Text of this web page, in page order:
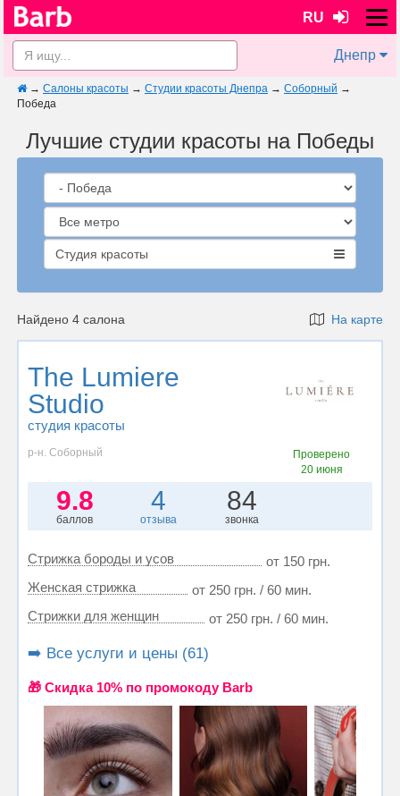
RU
Днепр
→ Салоны красоты → Студии красоты Днепра → Соборный →
Победа
Лучшие студии красоты на Победы
Студия красоты
Найдено 4 салона На карте
The Lumiere
Studio
студия красоты
р-н. Соборный
Проверено
20 июня
9.8
баллов
4
отзыва
84
звонка
Стрижка бороды и усов
от 150 грн.
Женская стрижка
от 250 грн. / 60 мин.
Стрижки для женщин
от 250 грн. / 60 мин.
➡️ Все услуги и цены (61)
🎁 Cкидка 10% по промокоду Barb